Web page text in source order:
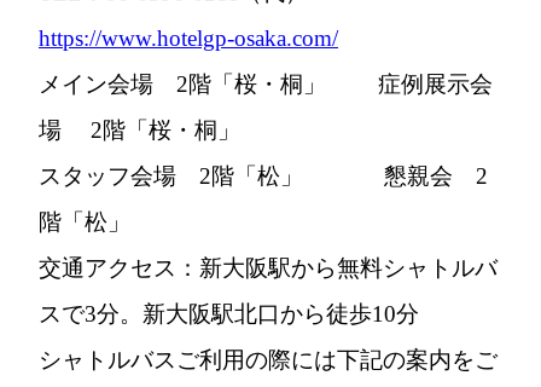
https://www.hotelgp-osaka.com/
メイン会場 2階「桜・桐」 症例展示会
場 2階「桜・桐」
スタッフ会場 2階「松」 懇親会 2
階「松」
交通アクセス：新大阪駅から無料シャトルバ
スで3分。新大阪駅北口から徒歩10分
シャトルバスご利用の際には下記の案内をご